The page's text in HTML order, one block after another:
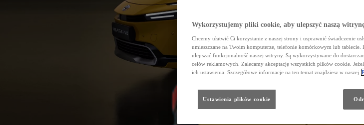
Wykorzystujemy pliki cookie, aby ulepszyć naszą
Chcemy ułatwić Ci korzystanie z naszej strony i usprawnić świadczenie
umieszczane na Twoim komputerze, telefonie komórkowym lub tablecie.
ulepszać funkcjonalność naszej witryny. Są wykorzystywane do
celów reklamowych. Zalecamy akceptację wszystkich plików cookie.
ich ustawienia. Szczegółowe informacje na ten temat znajdziesz w naszej
Ustawienia plików cookie